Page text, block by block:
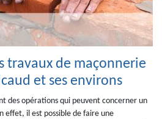
travaux de maçonnerie
et ses environs
des opérations qui peuvent concerner un
effet, il est possible de faire une